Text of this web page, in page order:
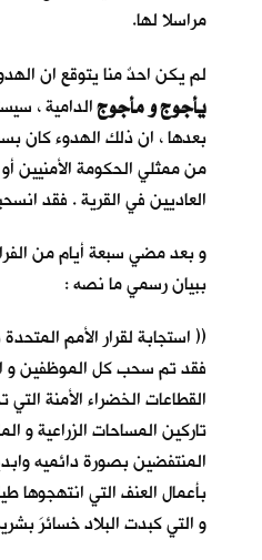
مراسلا لها.
لم يكن احدٌ منا يتوقع ان
يأجوج و مأجوجالدامية ،
بعدها ، ان ذلك الهدوء
من ممثلي الحكومة الأمنيين
العاديين في القرية . فقد
و بعد مضي سبعة أيام من
ببيان رسمي ما نصه :
(( استجابة لقرار الأمم
فقد تم سحب كل الموظفين و
القطاعات الخضراء الأمنة
تاركين المساحات الزراعية و
المنتفضين بصورة دائميه
بأعمال العنف التي انتهجوها
و التي كبدت البلاد خسائرَ